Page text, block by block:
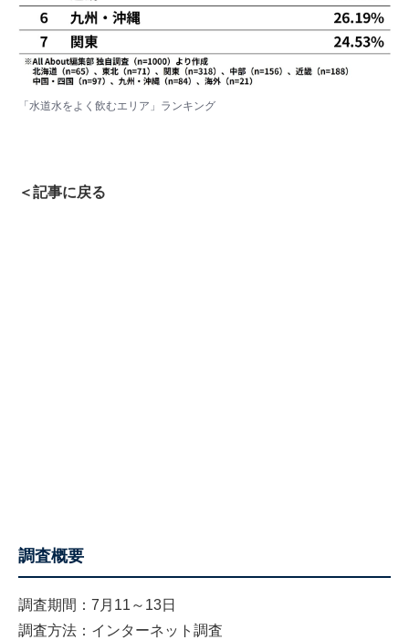
「水道水をよく飲むエリア」ランキング
＜記事に戻る
調査概要
調査期間：7月11～13日
調査方法：インターネット調査